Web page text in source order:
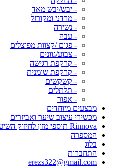
- יבש/יבש מאד
- מרדני ומקורזל
- נשירה
- עבה
- פגום /קצוות מפוצלים
- צבוע/גוונים
- קרקפת רגישה
- קרקפת שומנית
- קשקשים
- תלתלים
- אפור
מבצעים מיוחדים
מכשירי עיצוב שיער ואביזרים
Rinnova תוספי מזון לחיזוק השיער
המספרה
בלוג
התחברות
erezs322@gmail.com